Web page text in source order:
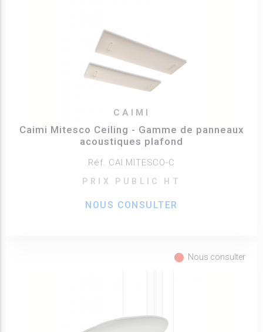
CAIMI
Caimi Mitesco Ceiling - Gamme de panneaux
acoustiques plafond
Réf. CAI MITESCO-C
PRIX PUBLIC HT
NOUS CONSULTER
fiber_manual_record Nous consulter